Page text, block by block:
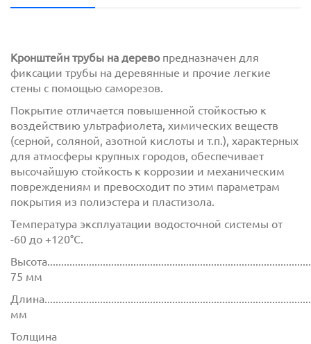
Кронштейн трубы на деревопредназначен для
фиксации трубы на деревянные и прочие легкие
стены с помощью саморезов.
Покрытие отличается повышенной стойкостью к
воздействию ультрафиолета, химических веществ
(серной, соляной, азотной кислоты и т.п.), характерных
для атмосферы крупных городов, обеспечивает
высочайшую стойкость к коррозии и механическим
повреждениям и превосходит по этим параметрам
покрытия из полиэстера и пластизола.
Температура эксплуатации водосточной системы от
-60 до +120°C.
75 мм
мм
Толщина